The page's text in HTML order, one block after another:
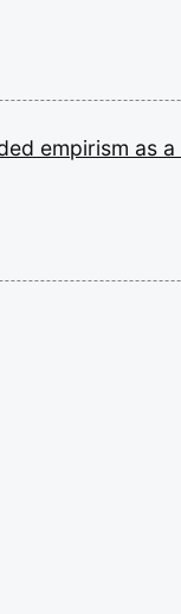
empirism as a